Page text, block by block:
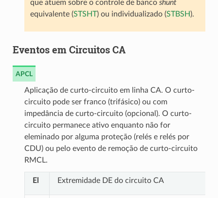
que atuem sobre o controle de banco shunt
equivalente (STSHT) ou individualizado (STBSH).
Eventos em Circuitos CA
APCL
Aplicação de curto-circuito em linha CA. O curto-
circuito pode ser franco (trifásico) ou com
impedância de curto-circuito (opcional). O curto-
circuito permanece ativo enquanto não for
eleminado por alguma proteção (relés e relés por
CDU) ou pelo evento de remoção de curto-circuito
RMCL.
El Extremidade DE do circuito CA